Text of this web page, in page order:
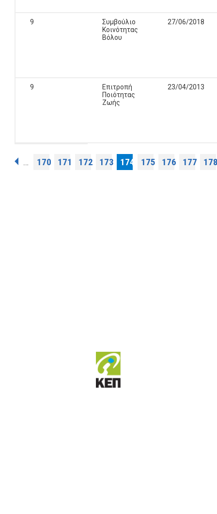
9
Συμβούλιο
Κοινότητας
Βόλου
27/06/2018
9
Επιτροπή
Ποιότητας
Ζωής
23/04/2013
Pages
… 170 171 172 173 174 175 176 177